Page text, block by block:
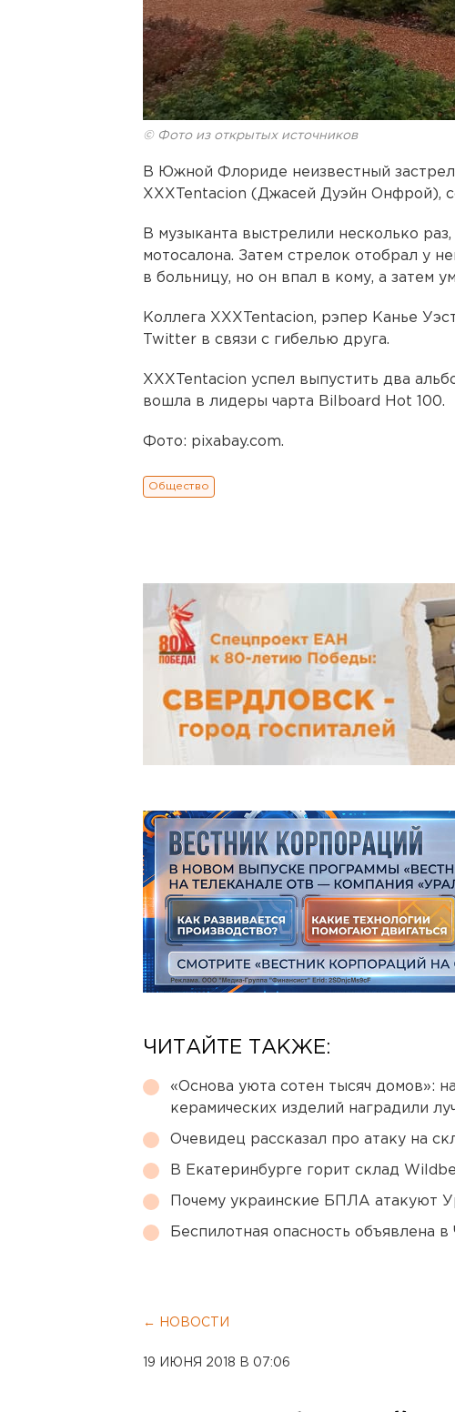
© Фото из открытых источников
В Южной Флориде неизвестный
XXXTentacion (Джасей Дуэйн Онфрой),
В музыканта выстрелили несколько
мотосалона. Затем стрелок отобрал у
в больницу, но он впал в кому, а затем
Коллега XXXTentacion, рэпер Канье
Twitter в связи с гибелью друга.
XXXTentacion успел выпустить два
вошла в лидеры чарта Bilboard Hot 100.
Фото: pixabay.com.
Общество
ЧИТАЙТЕ ТАКЖЕ:
«Основа уюта сотен тысяч домов»:
керамических изделий наградили
Очевидец рассказал про атаку на
В Екатеринбурге горит склад
Почему украинские БПЛА атакуют
Беспилотная опасность объявлена
← НОВОСТИ
19 ИЮНЯ 2018 В 07:06